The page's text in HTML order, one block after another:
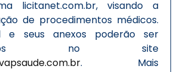
licitanet.com.br, visando a
de procedimentos médicos.
e seus anexos poderão ser
no site
. Mais